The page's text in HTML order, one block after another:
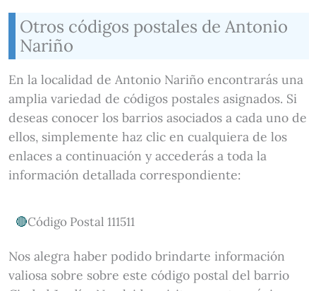
Otros códigos postales de Antonio
Nariño
En la localidad de Antonio Nariño encontrarás una
amplia variedad de códigos postales asignados. Si
deseas conocer los barrios asociados a cada uno de
ellos, simplemente haz clic en cualquiera de los
enlaces a continuación y accederás a toda la
información detallada correspondiente:
Código Postal 111511
Nos alegra haber podido brindarte información
valiosa sobre sobre este código postal del barrio